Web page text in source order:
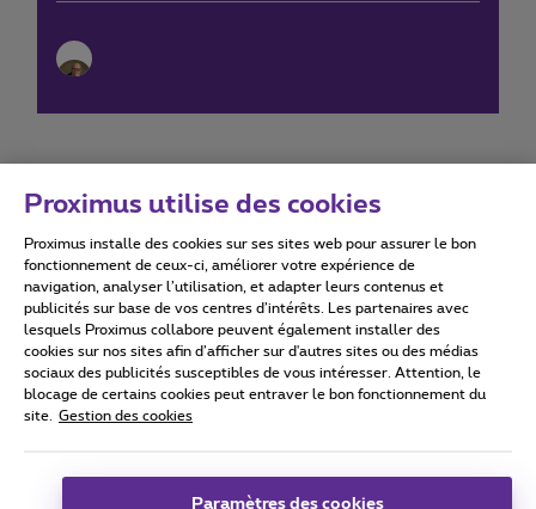
Conditions d'utilisation Accessibility statement
Tous droits réservés. © 2026 Proximus
Conditions générales, info consommateur
Coordonnées de l’entreprise
Proximus utilise des cookies
Proximus installe des cookies sur ses sites web pour assurer le bon
fonctionnement de ceux-ci, améliorer votre expérience de
navigation, analyser l’utilisation, et adapter leurs contenus et
publicités sur base de vos centres d’intérêts. Les partenaires avec
lesquels Proximus collabore peuvent également installer des
cookies sur nos sites afin d’afficher sur d'autres sites ou des médias
sociaux des publicités susceptibles de vous intéresser. Attention, le
blocage de certains cookies peut entraver le bon fonctionnement du
site.
Gestion des cookies
Paramètres des cookies